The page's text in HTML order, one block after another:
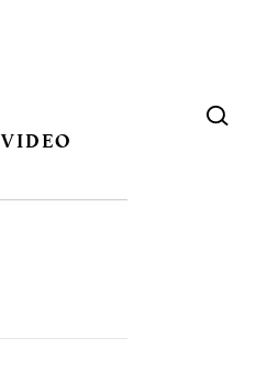
VIDEO